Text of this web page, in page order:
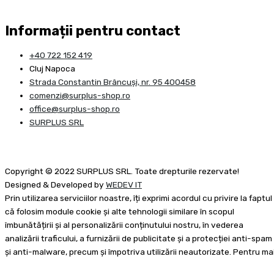
Informații pentru contact
+40 722 152 419
Cluj Napoca
Strada Constantin Brâncuşi, nr. 95 400458
comenzi@surplus-shop.ro
office@surplus-shop.ro
SURPLUS SRL
Copyright © 2022 SURPLUS SRL. Toate drepturile rezervate!
Designed & Developed by WEDEV IT
Prin utilizarea serviciilor noastre, îți exprimi acordul cu privire la faptul
că folosim module cookie și alte tehnologii similare în scopul
îmbunătățirii și al personalizării conținutului nostru, în vederea
analizării traficului, a furnizării de publicitate și a protecției anti-spam
și anti-malware, precum și împotriva utilizării neautorizate. Pentru